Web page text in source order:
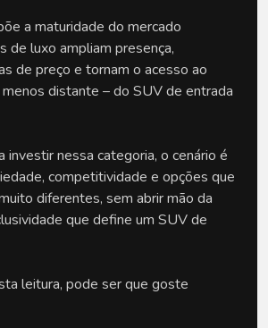
a maturidade do mercado
de luxo ampliam presença,
de preço e tornam o acesso ao
distante – do SUV de entrada
investir nessa categoria, o cenário é
competitividade e opções que
diferentes, sem abrir mão da
que define um SUV de
leitura, pode ser que goste